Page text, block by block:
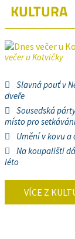
KULTURA
večer u Kotvičky
Slavná pouť v
dveře
Sousedská
místo pro
Umění v kovu a
Na koupališti
léto
VÍCE Z